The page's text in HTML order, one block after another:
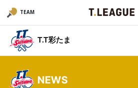
TEAM
T.T彩たま
NEWS